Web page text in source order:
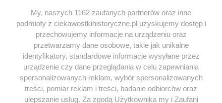
SERWIS
SPOŁECZNOŚĆ
WSPÓŁPRACA
KONTAKT
My, naszych 1162 zaufanych partnerów oraz inne
podmioty z ciekawostkihistoryczne.pl uzyskujemy dostęp i
przechowujemy informacje na urządzeniu oraz
przetwarzamy dane osobowe, takie jak unikalne
identyfikatory, standardowe informacje wysyłane przez
urządzenie czy dane przeglądania w celu zapewniania
spersonalizowanych reklam, wybór spersonalizowanych
treści, pomiar reklam i treści, badanie odbiorców oraz
ulepszanie usług. Za zgodą Użytkownika my i Zaufani